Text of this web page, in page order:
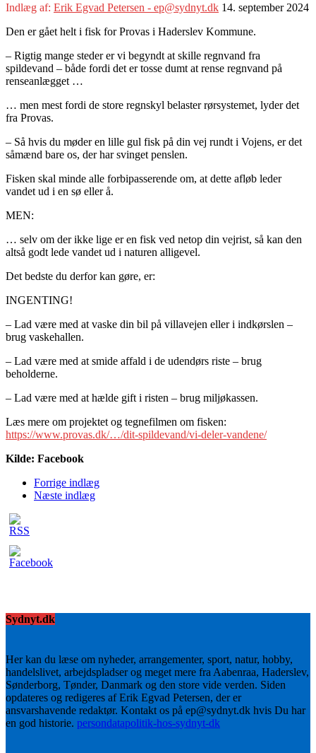
Indlæg af: Erik Egvad Petersen - ep@sydnyt.dk 14. september 2024
Den er gået helt i fisk for Provas i Haderslev Kommune.
– Rigtig mange steder er vi begyndt at skille regnvand fra
spildevand – både fordi det er tosse dumt at rense regnvand på
renseanlægget …
… men mest fordi de store regnskyl belaster rørsystemet, lyder det
fra Provas.
– Så hvis du møder en lille gul fisk på din vej rundt i Vojens, er det
såmænd bare os, der har svinget penslen.
Fisken skal minde alle forbipasserende om, at dette afløb leder
vandet ud i en sø eller å.
MEN:
… selv om der ikke lige er en fisk ved netop din vejrist, så kan den
altså godt lede vandet ud i naturen alligevel.
Det bedste du derfor kan gøre, er:
INGENTING!
– Lad være med at vaske din bil på villavejen eller i indkørslen –
brug vaskehallen.
– Lad være med at smide affald i de udendørs riste – brug
beholderne.
– Lad være med at hælde gift i risten – brug miljøkassen.
Læs mere om projektet og tegnefilmen om fisken:
https://www.provas.dk/…/dit-spildevand/vi-deler-vandene/
Kilde: Facebook
Forrige indlæg
Næste indlæg
Sydnyt.dk
Her kan du læse om nyheder, arrangementer, sport, natur, hobby,
handelslivet, arbejdspladser og meget mere fra Aabenraa, Haderslev,
Sønderborg, Tønder, Danmark og den store vide verden. Siden
opdateres og redigeres af Erik Egvad Petersen, der er
ansvarshavende redaktør. Kontakt os på ep@sydnyt.dk hvis Du har
en god historie. persondatapolitik-hos-sydnyt-dk